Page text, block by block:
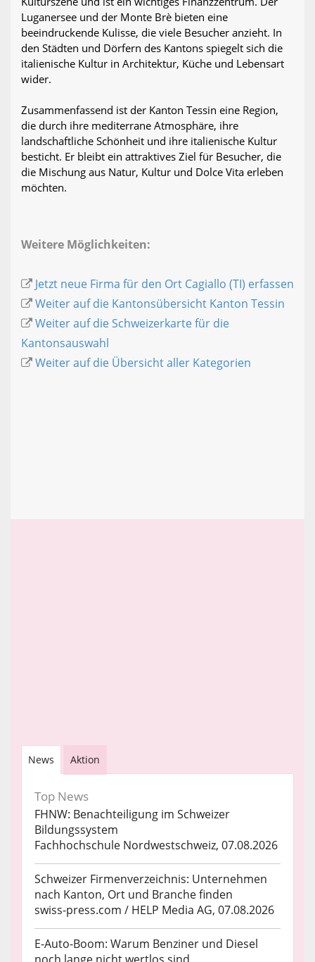
Luganersee und der Monte Brè bieten eine
beeindruckende Kulisse, die viele Besucher anzieht. In
den Städten und Dörfern des Kantons spiegelt sich die
italienische Kultur in Architektur, Küche und Lebensart
wider.
Zusammenfassend ist der Kanton Tessin eine Region,
die durch ihre mediterrane Atmosphäre, ihre
landschaftliche Schönheit und ihre italienische Kultur
besticht. Er bleibt ein attraktives Ziel für Besucher, die
die Mischung aus Natur, Kultur und Dolce Vita erleben
möchten.
Weitere Möglichkeiten:
Jetzt neue Firma für den Ort Cagiallo (TI) erfassen
Weiter auf die Kantonsübersicht Kanton Tessin
Weiter auf die Schweizerkarte für die
Kantonsauswahl
Weiter auf die Übersicht aller Kategorien
News Aktion
Top News
FHNW: Benachteiligung im Schweizer
Bildungssystem
Fachhochschule Nordwestschweiz, 07.08.2026
Schweizer Firmenverzeichnis: Unternehmen
nach Kanton, Ort und Branche finden
swiss-press.com / HELP Media AG, 07.08.2026
E-Auto-Boom: Warum Benziner und Diesel